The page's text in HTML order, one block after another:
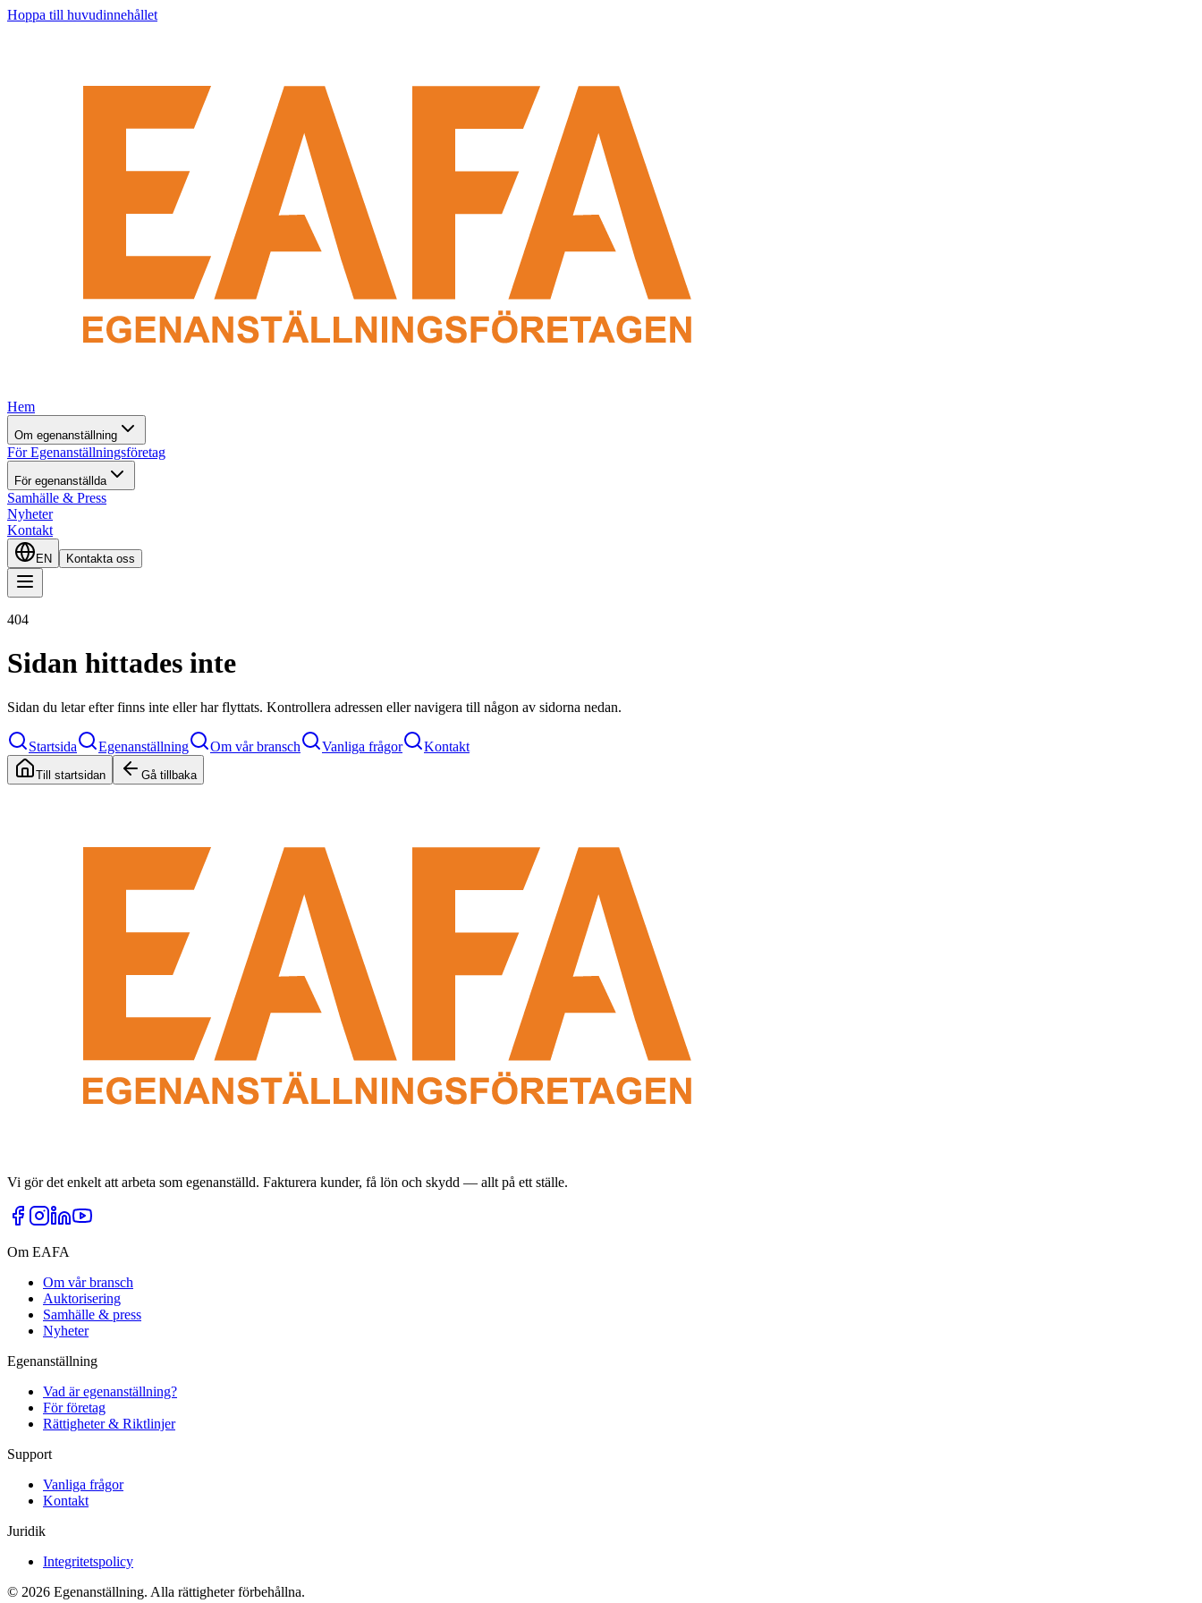
Hoppa till huvudinnehållet
Hem
Om egenanställning
För Egenanställningsföretag
För egenanställda
Samhälle & Press
Nyheter
Kontakt
EN Kontakta oss
404
Sidan hittades inte
Sidan du letar efter finns inte eller har flyttats. Kontrollera adressen eller navigera till någon av sidorna nedan.
Startsida Egenanställning Om vår bransch Vanliga frågor Kontakt
Till startsidan Gå tillbaka
Vi gör det enkelt att arbeta som egenanställd. Fakturera kunder, få lön och skydd — allt på ett ställe.
Om EAFA
Om vår bransch
Auktorisering
Samhälle & press
Nyheter
Egenanställning
Vad är egenanställning?
För företag
Rättigheter & Riktlinjer
Support
Vanliga frågor
Kontakt
Juridik
Integritetspolicy
© 2026 Egenanställning. Alla rättigheter förbehållna.